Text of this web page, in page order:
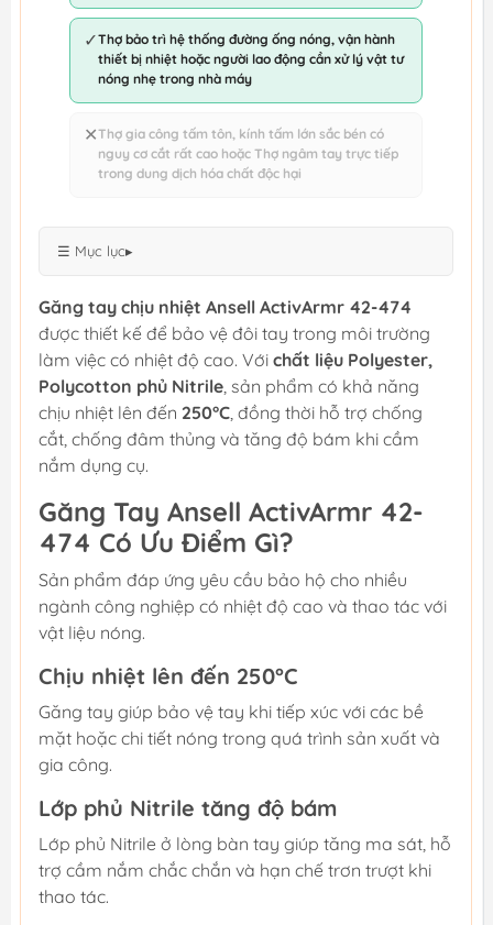
✓Thợ bảo trì hệ thống đường ống nóng, vận hành
thiết bị nhiệt hoặc người lao động cần xử lý vật tư
nóng nhẹ trong nhà máy
✕Thợ gia công tấm tôn, kính tấm lớn sắc bén có
nguy cơ cắt rất cao hoặc Thợ ngâm tay trực tiếp
trong dung dịch hóa chất độc hại
☰ Mục lục▸
Găng tay chịu nhiệt Ansell ActivArmr 42-474
được thiết kế để bảo vệ đôi tay trong môi trường
làm việc có nhiệt độ cao. Với chất liệu Polyester,
Polycotton phủ Nitrile, sản phẩm có khả năng
chịu nhiệt lên đến 250°C, đồng thời hỗ trợ chống
cắt, chống đâm thủng và tăng độ bám khi cầm
nắm dụng cụ.
Găng Tay Ansell ActivArmr 42-
474 Có Ưu Điểm Gì?
Sản phẩm đáp ứng yêu cầu bảo hộ cho nhiều
ngành công nghiệp có nhiệt độ cao và thao tác với
vật liệu nóng.
Chịu nhiệt lên đến 250°C
Găng tay giúp bảo vệ tay khi tiếp xúc với các bề
mặt hoặc chi tiết nóng trong quá trình sản xuất và
gia công.
Lớp phủ Nitrile tăng độ bám
Lớp phủ Nitrile ở lòng bàn tay giúp tăng ma sát, hỗ
trợ cầm nắm chắc chắn và hạn chế trơn trượt khi
thao tác.